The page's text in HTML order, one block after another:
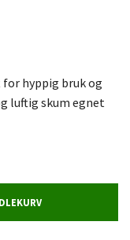
hyppig bruk og
luftig skum egnet